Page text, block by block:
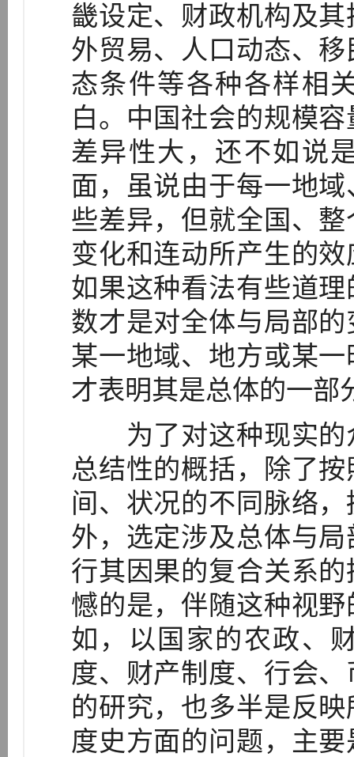
畿设定、财政机构及
外贸易、人口动态、
态条件等各种各样相
白。中国社会的规模
差异性大，还不如说
面，虽说由于每一地
些差异，但就全国、
变化和连动所产生的
如果这种看法有些道
数才是对全体与局部
某一地域、地方或某
才表明其是总体的一部
为了对这种现实的
总结性的概括，除了
间、状况的不同脉络
外，选定涉及总体与
行其因果的复合关系
憾的是，伴随这种视
如，以国家的农政、
度、财产制度、行会
的研究，也多半是反
度史方面的问题，主